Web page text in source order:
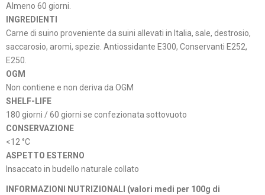
Almeno 60 giorni.
INGREDIENTI
Carne di suino proveniente da suini allevati in Italia, sale, destrosio,
saccarosio, aromi, spezie. Antiossidante E300, Conservanti E252,
E250.
OGM
Non contiene e non deriva da OGM
SHELF-LIFE
180 giorni / 60 giorni se confezionata sottovuoto
CONSERVAZIONE
<12 °C
ASPETTO ESTERNO
Insaccato in budello naturale collato
INFORMAZIONI NUTRIZIONALI (valori medi per 100g di